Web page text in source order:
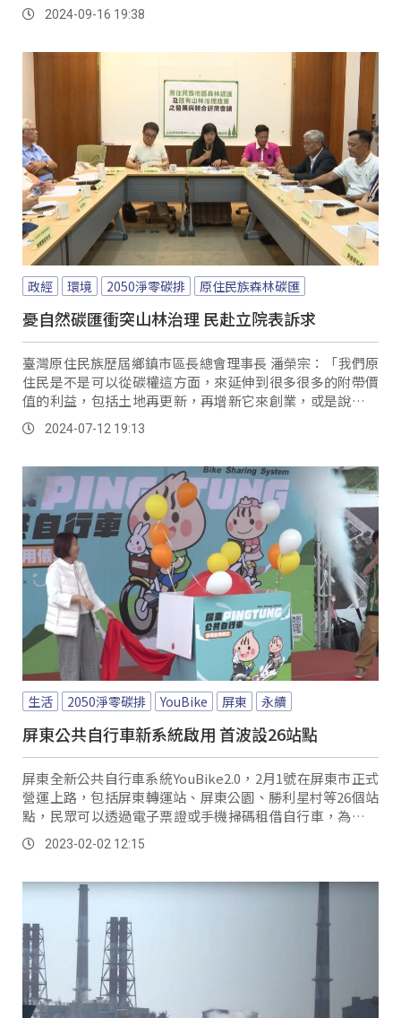
個永續觀光，會有相當大的幫助。
2024-09-16 19:38
政經 環境 2050淨零碳排 原住民族森林碳匯
憂自然碳匯衝突山林治理 民赴立院表訴求
臺灣原住民族歷屆鄉鎮市區長總會理事長 潘榮宗：「我們原
住民是不是可以從碳權這方面，來延伸到很多很多的附帶價
值的利益，包括土地再更新，再增新它來創業，或是說我們
原住民的後代有就業的機會。
2024-07-12 19:13
生活 2050淨零碳排 YouBike 屏東 永續
屏東公共自行車新系統啟用 首波設26站點
屏東全新公共自行車系統YouBike2.0，2月1號在屏東市正式
營運上路，包括屏東轉運站、屏東公園、勝利星村等26個站
點，民眾可以透過電子票證或手機掃碼租借自行車，為鼓勵
民眾使用，年底前享有前30分鐘免費優惠。
2023-02-02 12:15